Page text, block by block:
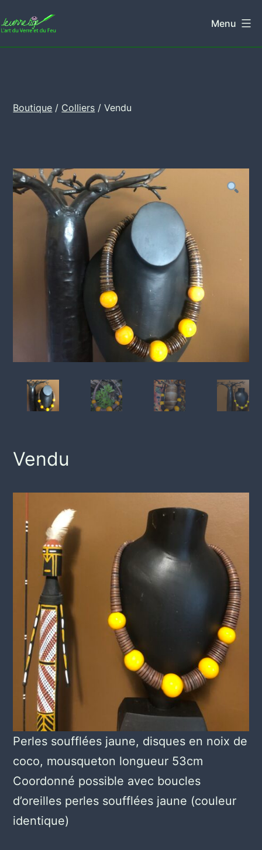
au
contenu
Menu
Boutique / Colliers / Vendu
Vendu
Perles soufflées jaune, disques en noix de
coco, mousqueton longueur 53cm
Coordonné possible avec boucles
d’oreilles perles soufflées jaune (couleur
identique)